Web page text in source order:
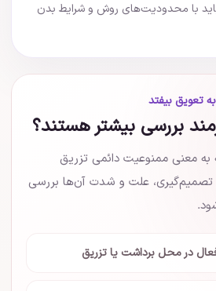
باید با محدودیت‌های روش و شرایط بدن
تعویق بیفتد
بررسی بیشتر هستند؟
معنی ممنوعیت دائمی تزریق
تصمیم‌گیری، علت و شدت آن‌ها بررسی
در محل برداشت یا تزریق